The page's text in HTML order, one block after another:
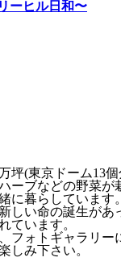
ーヒル日和〜
坪(東京ドーム13
ーブなどの野菜が
に暮らしています。
しい命の誕生が
ています。
フォトギャラリー
しみ下さい。